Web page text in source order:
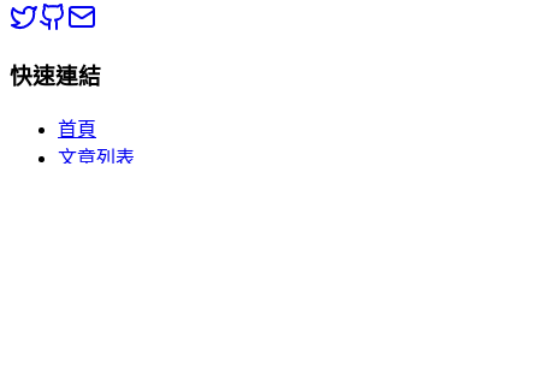
快速連結
首頁
文章列表